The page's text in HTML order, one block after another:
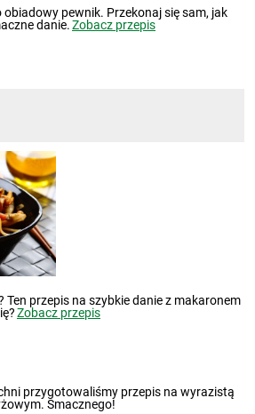
pewnik. Przekonaj się sam, jak
danie.Zobacz przepis
Ten przepis na szybkie danie z makaronem
Zobacz przepis
przygotowaliśmy przepis na wyrazistą
Smacznego!